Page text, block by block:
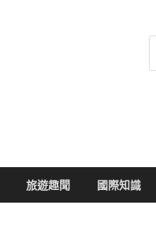
旅遊趣聞 國際知識